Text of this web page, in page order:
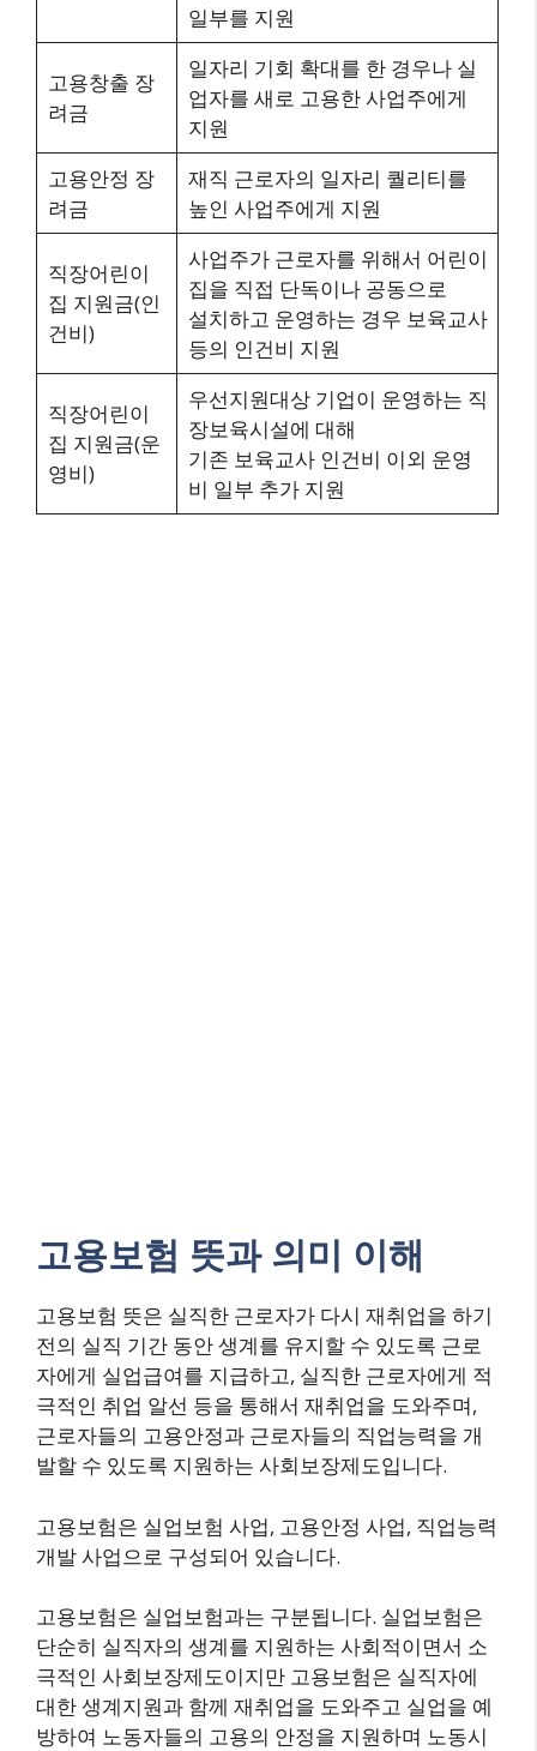
일부를 지원
고용창출 장
려금
일자리 기회 확대를 한 경우나 실
업자를 새로 고용한 사업주에게
지원
고용안정 장
려금
재직 근로자의 일자리 퀄리티를
높인 사업주에게 지원
직장어린이
집 지원금(인
건비)
사업주가 근로자를 위해서 어린이
집을 직접 단독이나 공동으로
설치하고 운영하는 경우 보육교사
등의 인건비 지원
직장어린이
집 지원금(운
영비)
우선지원대상 기업이 운영하는 직
장보육시설에 대해
기존 보육교사 인건비 이외 운영
비 일부 추가 지원
고용보험 뜻과 의미 이해
고용보험 뜻은 실직한 근로자가 다시 재취업을 하기
전의 실직 기간 동안 생계를 유지할 수 있도록 근로
자에게 실업급여를 지급하고, 실직한 근로자에게 적
극적인 취업 알선 등을 통해서 재취업을 도와주며,
근로자들의 고용안정과 근로자들의 직업능력을 개
발할 수 있도록 지원하는 사회보장제도입니다.
고용보험은 실업보험 사업, 고용안정 사업, 직업능력
개발 사업으로 구성되어 있습니다.
고용보험은 실업보험과는 구분됩니다. 실업보험은
단순히 실직자의 생계를 지원하는 사회적이면서 소
극적인 사회보장제도이지만 고용보험은 실직자에
대한 생계지원과 함께 재취업을 도와주고 실업을 예
방하여 노동자들의 고용의 안정을 지원하며 노동시